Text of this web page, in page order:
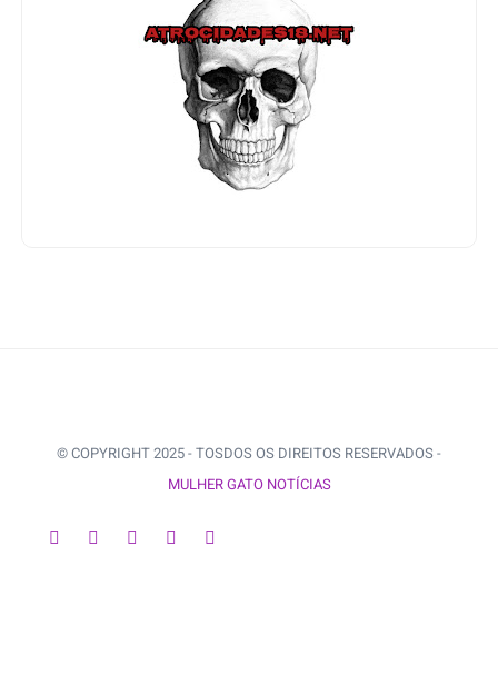
© COPYRIGHT 2025 - TOSDOS OS DIREITOS RESERVADOS -
MULHER GATO NOTÍCIAS